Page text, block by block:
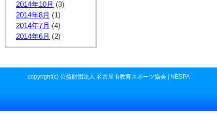
2014年10月 (3)
2014年8月 (1)
2014年7月 (4)
2014年6月 (2)
copyright(c) 公益財団法人 名古屋市教育スポーツ協会 | NESPA